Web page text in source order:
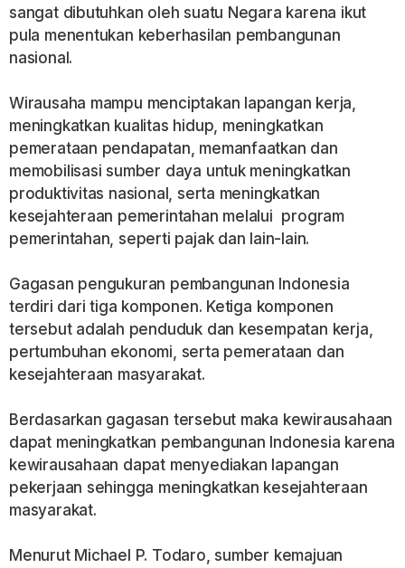
sangat dibutuhkan oleh suatu Negara karena ikut
pula menentukan keberhasilan pembangunan
nasional.
Wirausaha mampu menciptakan lapangan kerja,
meningkatkan kualitas hidup, meningkatkan
pemerataan pendapatan, memanfaatkan dan
memobilisasi sumber daya untuk meningkatkan
produktivitas nasional, serta meningkatkan
kesejahteraan pemerintahan melalui program
pemerintahan, seperti pajak dan lain-lain.
Gagasan pengukuran pembangunan Indonesia
terdiri dari tiga komponen. Ketiga komponen
tersebut adalah penduduk dan kesempatan kerja,
pertumbuhan ekonomi, serta pemerataan dan
kesejahteraan masyarakat.
Berdasarkan gagasan tersebut maka kewirausahaan
dapat meningkatkan pembangunan Indonesia karena
kewirausahaan dapat menyediakan lapangan
pekerjaan sehingga meningkatkan kesejahteraan
masyarakat.
Menurut Michael P. Todaro, sumber kemajuan